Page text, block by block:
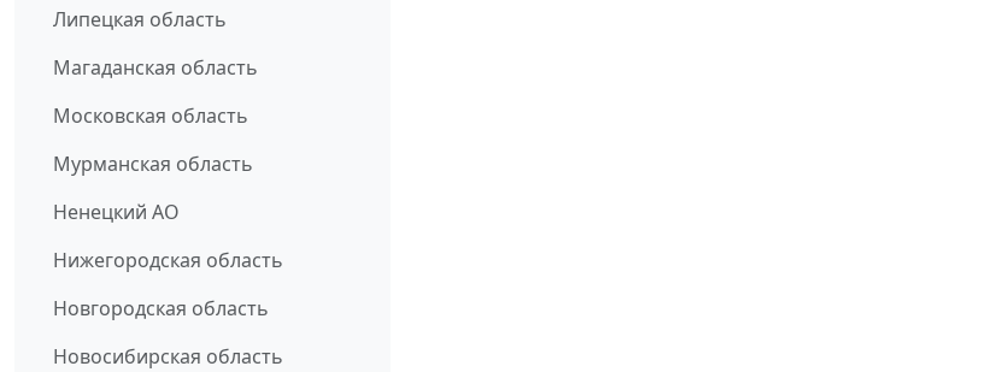
Липецкая область
Магаданская область
Московская область
Мурманская область
Ненецкий АО
Нижегородская область
Новгородская область
Новосибирская область